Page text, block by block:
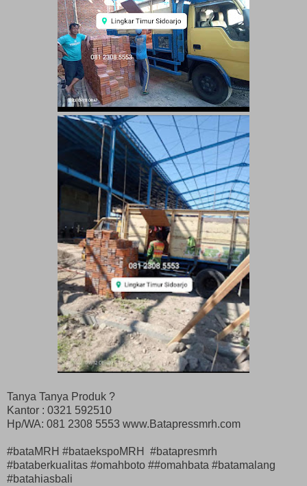
Tanya Tanya Produk ?
Kantor : 0321 592510
Hp/WA: 081 2308 5553 www.Batapressmrh.com
#bataMRH #bataekspoMRH #batapresmrh
#bataberkualitas #omahboto ##omahbata #batamalang
#batahiasbali